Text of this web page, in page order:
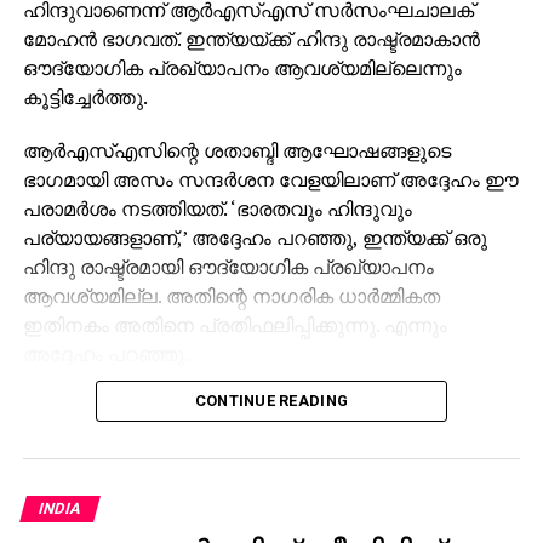
ഹിന്ദുവാണെന്ന് ആര്‍എസ്എസ് സര്‍സംഘചാലക്
മോഹന്‍ ഭാഗവത്. ഇന്ത്യയ്ക്ക് ഹിന്ദു രാഷ്ട്രമാകാന്‍
ഔദ്യോഗിക പ്രഖ്യാപനം ആവശ്യമില്ലെന്നും
കൂട്ടിച്ചേര്‍ത്തു.
ആര്‍എസ്എസിന്റെ ശതാബ്ദി ആഘോഷങ്ങളുടെ
ഭാഗമായി അസം സന്ദര്‍ശന വേളയിലാണ് അദ്ദേഹം ഈ
പരാമര്‍ശം നടത്തിയത്. ‘ഭാരതവും ഹിന്ദുവും
പര്യായങ്ങളാണ്,’ അദ്ദേഹം പറഞ്ഞു, ഇന്ത്യക്ക് ഒരു
ഹിന്ദു രാഷ്ട്രമായി ഔദ്യോഗിക പ്രഖ്യാപനം
ആവശ്യമില്ല. അതിന്റെ നാഗരിക ധാര്‍മ്മികത
ഇതിനകം അതിനെ പ്രതിഫലിപ്പിക്കുന്നു. എന്നും
അസമിലെ ജനസംഖ്യാപരമായ മാറ്റങ്ങളെയും
ആശങ്കകളെ അഭിസംബോധന ചെയ്ത ഭഗവത്,
ആത്മവിശ്വാസം, ജാഗ്രത, ഒരാളുടെ ഭൂമിയോടും
സ്വത്വത്തോടും ഉള്ള ഉറച്ച ബന്ധം എന്നിവയ്ക്ക്
CONTINUE READING
INDIA